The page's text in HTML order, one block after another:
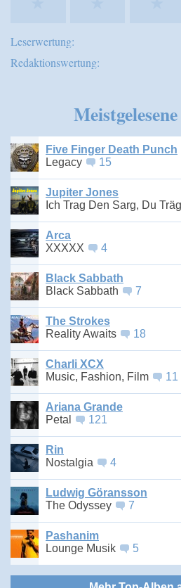
Leserwertung:
Redaktionswertung:
Five Finger Death Punch
Legacy
15
Jupiter Jones
Ich Trag Den Sarg, Du
Arca
XXXXX
4
Black Sabbath
Black Sabbath
7
The Strokes
Reality Awaits
18
Charli XCX
Music, Fashion, Film
11
Ariana Grande
Petal
121
Rin
Nostalgia
4
Ludwig Göransson
The Odyssey
7
Pashanim
Lounge Musik
5